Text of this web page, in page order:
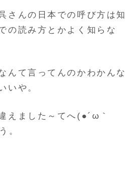
さんの日本での呼び方は知
の読み方とかよく知らな
んて言ってんのかわかんな
いや。
えました～てへ(●´ω｀
。